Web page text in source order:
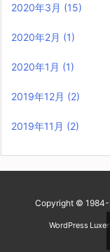
2020年3月 (15)
2020年2月 (1)
2020年1月 (1)
2019年12月 (2)
2019年11月 (2)
Copyright © 1984-
WordPress